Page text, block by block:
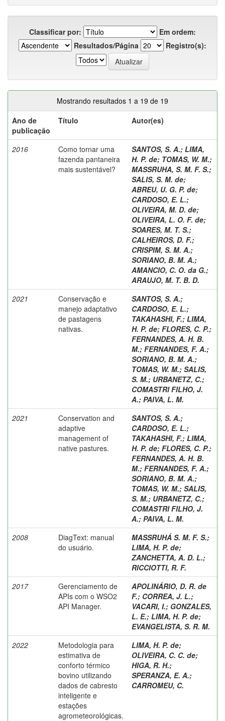
Classificar por:
Em ordem:
Resultados/Página
Registro(s):
Mostrando resultados 1 a 19 de 19
Ano de
publicação
Título Autor(es)
2016
Como tornar uma
fazenda pantaneira
mais sustentável?
SANTOS, S. A.; LIMA,
H. P. de; TOMAS, W. M.;
MASSRUHA, S. M. F. S.;
SALIS, S. M. de;
ABREU, U. G. P. de;
CARDOSO, E. L.;
OLIVEIRA, M. D. de;
OLIVEIRA, L. O. F. de;
SOARES, M. T. S.;
CALHEIROS, D. F.;
CRISPIM, S. M. A.;
SORIANO, B. M. A.;
AMANCIO, C. O. da G.;
ARAUJO, M. T. B. D.
2021
Conservação e
manejo adaptativo
de pastagens
nativas.
SANTOS, S. A.;
CARDOSO, E. L.;
TAKAHASHI, F.; LIMA,
H. P. de; FLORES, C. P.;
FERNANDES, A. H. B.
M.; FERNANDES, F. A.;
SORIANO, B. M. A.;
TOMAS, W. M.; SALIS,
S. M.; URBANETZ, C.;
COMASTRI FILHO, J.
A.; PAIVA, L. M.
2021
Conservation and
adaptive
management of
native pastures.
SANTOS, S. A.;
CARDOSO, E. L.;
TAKAHASHI, F.; LIMA,
H. P. de; FLORES, C. P.;
FERNANDES, A. H. B.
M.; FERNANDES, F. A.;
SORIANO, B. M. A.;
TOMAS, W. M.; SALIS,
S. M.; URBANETZ, C.;
COMASTRI FILHO, J.
A.; PAIVA, L. M.
2008
DiagText: manual
do usuário.
MASSRUHÁ S. M. F. S.;
LIMA, H. P. de;
ZANCHETTA, A. D. L.;
RICCIOTTI, R. F.
2017
Gerenciamento de
APIs com o WSO2
API Manager.
APOLINÁRIO, D. R. de
F.; CORREA, J. L.;
VACARI, I.; GONZALES,
L. E.; LIMA, H. P. de;
EVANGELISTA, S. R. M.
2022
Metodologia para
estimativa de
conforto térmico
bovino utilizando
dados de cabresto
inteligente e
estações
agrometeorológicas.
LIMA, H. P. de;
OLIVEIRA, C. C. de;
HIGA, R. H.;
SPERANZA, E. A.;
CARROMEU, C.